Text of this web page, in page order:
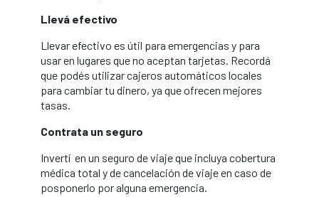
Llevá efectivo
Llevar efectivo es útil para emergencias y para
usar en lugares que no aceptan tarjetas. Recordá
que podés utilizar cajeros automáticos locales
para cambiar tu dinero, ya que ofrecen mejores
tasas.
Contrata un seguro
Invertí en un seguro de viaje que incluya cobertura
médica total y de cancelación de viaje en caso de
posponerlo por alguna emergencia.